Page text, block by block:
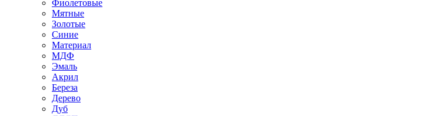
Фиолетовые
Мятные
Золотые
Синие
Материал
МДФ
Эмаль
Акрил
Береза
Дерево
Дуб